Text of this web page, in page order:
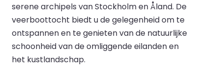
serene archipels van Stockholm en Åland. De
veerboottocht biedt u de gelegenheid om te
ontspannen en te genieten van de natuurlijke
schoonheid van de omliggende eilanden en
het kustlandschap.